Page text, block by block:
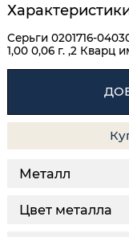
Серьги 0201716-
1,00 0,06 г. ,2 Кварц
Металл
Цвет металла